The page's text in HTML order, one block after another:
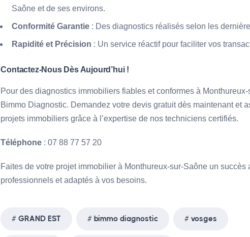
Saône et de ses environs.
Conformité Garantie : Des diagnostics réalisés selon les
Rapidité et Précision : Un service réactif pour faciliter vos
Contactez-Nous Dès Aujourd’hui !
Pour des diagnostics immobiliers fiables et conformes à
Bimmo Diagnostic. Demandez votre devis gratuit dès maintenant et
projets immobiliers grâce à l’expertise de nos techniciens certifiés.
Téléphone : 07 88 77 57 20
Faites de votre projet immobilier à Monthureux-sur-Saône un succès
professionnels et adaptés à vos besoins.
GRAND EST bimmo diagnostic vosges